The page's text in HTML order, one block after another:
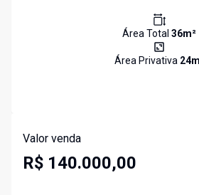
Área Total 36m²
Área Privativa 24
Valor venda
R$ 140.000,00